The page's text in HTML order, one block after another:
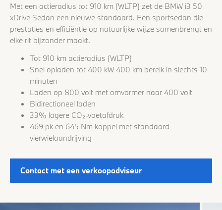
Met een actieradius tot 910 km (WLTP) zet de BMW i3 50
xDrive Sedan een nieuwe standaard. Een sportsedan die
prestaties en efficiëntie op natuurlijke wijze samenbrengt en
elke rit bijzonder maakt.
Tot 910 km actieradius (WLTP)
Snel opladen tot 400 kW 400 km bereik in slechts 10
minuten
Laden op 800 volt met omvormer naar 400 volt
Bidirectioneel laden
33% lagere CO₂-voetafdruk
469 pk en 645 Nm koppel met standaard
vierwielaandrijving
Contact met een verkoopadviseur